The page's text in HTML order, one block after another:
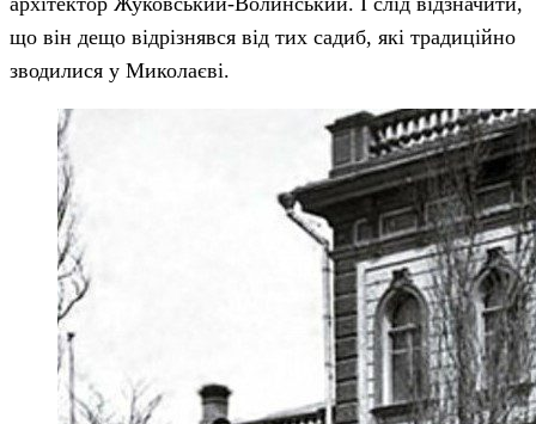
що він дещо відрізнявся від тих садиб, які традиційно
зводилися у Миколаєві.